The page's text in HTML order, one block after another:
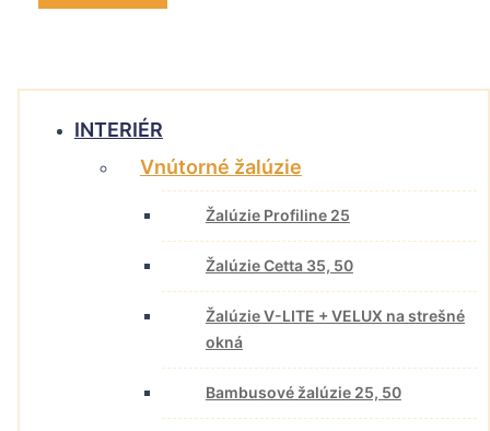
INTERIÉR
Vnútorné žalúzie
Žalúzie Profiline 25
Žalúzie Cetta 35, 50
Žalúzie V-LITE + VELUX na strešné
okná
Bambusové žalúzie 25, 50